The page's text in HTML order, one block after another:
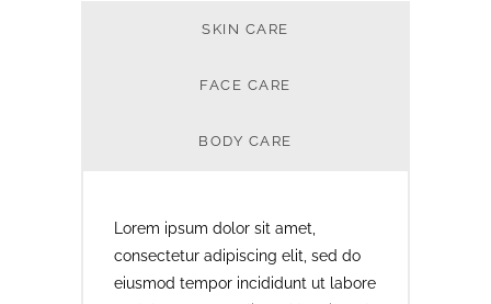
SKIN CARE
FACE CARE
BODY CARE
Lorem ipsum dolor sit amet,
consectetur adipiscing elit, sed do
eiusmod tempor incididunt ut labore